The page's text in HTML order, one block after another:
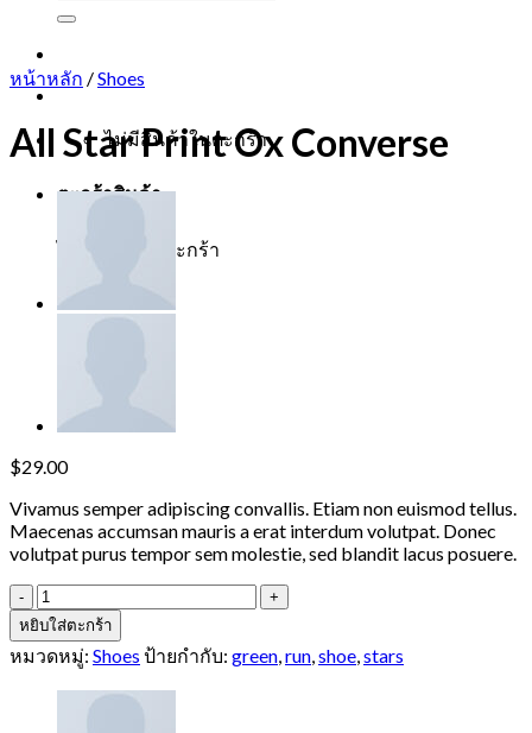
ไม่มีสินค้าในตะกร้า
ตะกร้าสินค้า
ไม่มีสินค้าในตะกร้า
หน้าหลัก /Shoes
All Star Print Ox Converse
$29.00
Vivamus semper adipiscing convallis. Etiam non euismod tellus.
Maecenas accumsan mauris a erat interdum volutpat. Donec
volutpat purus tempor sem molestie, sed blandit lacus posuere.
จำนวน
All
Star
Print
Ox
Converse
หยิบใส่ตะกร้า
หมวดหมู่: Shoes ป้ายกำกับ: green,run,shoe,stars